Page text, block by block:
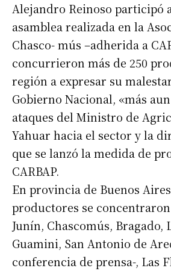
Alejandro Reinoso participó
asamblea realizada en la
Chasco- mús –adherida a
concurrieron más de 250
región a expresar su
Gobierno Nacional, «más
ataques del Ministro de
Yahuar hacia el sector y la
que se lanzó la medida de
CARBAP.
En provincia de Buenos
productores se concentraron
Junín, Chascomús, Bragado,
Guamini, San Antonio de
conferencia de prensa-, Las